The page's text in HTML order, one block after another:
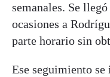
semanales. Se
ocasiones a
parte horario sin
Ese seguimiento